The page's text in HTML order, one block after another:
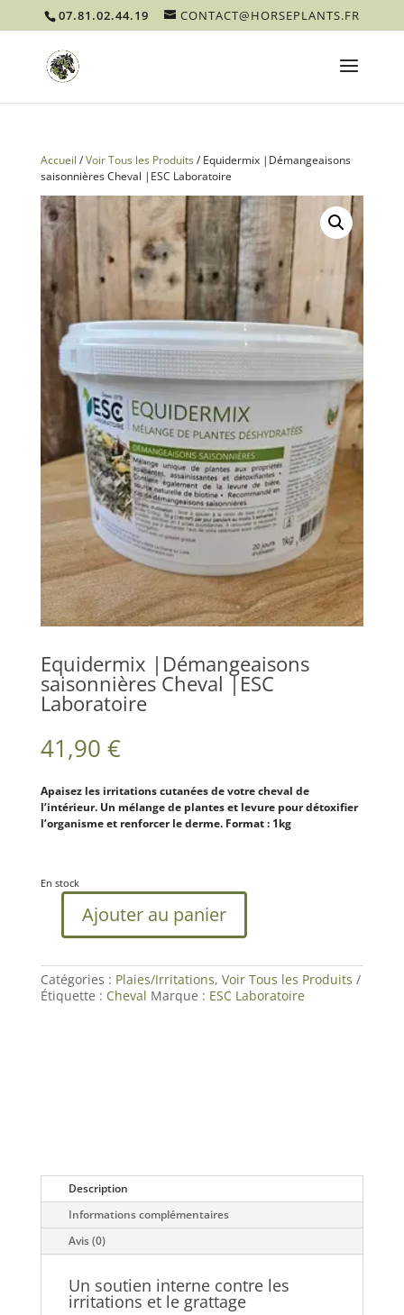
07.81.02.44.19 CONTACT@HORSEPLANTS.FR
Accueil /Voir Tous les Produits/ Equidermix |Démangeaisons
saisonnières Cheval |ESC Laboratoire
Equidermix |Démangeaisons
saisonnières Cheval |ESC
Laboratoire
41,90 €
Apaisez les irritations cutanées de votre cheval de
l’intérieur. Un mélange de plantes et levure pour détoxifier
l’organisme et renforcer le derme. Format : 1kg
En stock
|Démangeaisons
saisonnières
Cheval
Ajouter au panier
Catégories : Plaies/Irritations, Voir Tous les Produits
Étiquette : Cheval Marque : ESC Laboratoire
Description
Informations complémentaires
Avis (0)
Un soutien interne contre les
irritations et le grattage